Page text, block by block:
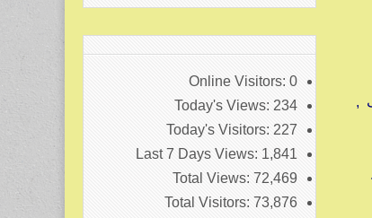
,
Online Visitors: 0
Today's Views: 234
Today's Visitors: 227
Last 7 Days Views: 1,841
Total Views: 72,469
Total Visitors: 73,876